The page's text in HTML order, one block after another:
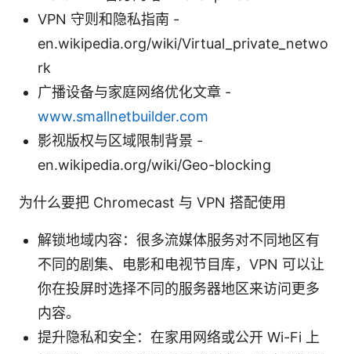
VPN 守则和隐私指南 -
en.wikipedia.org/wiki/Virtual_private_netwo
rk
广播设备与家庭网络优化文章 -
www.smallnetbuilder.com
影视版权与区域限制背景 -
en.wikipedia.org/wiki/Geo-blocking
为什么要把 Chromecast 与 VPN 搭配使用
解锁地域内容：很多流媒体服务对不同地区有
不同的剧集、电影和电视节目库，VPN 可以让
你在投屏时选择不同的服务器地区来访问更多
内容。
提升隐私和安全：在家用网络或公开 Wi-Fi 上